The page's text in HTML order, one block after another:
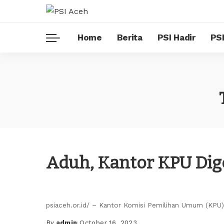
Home Berita PSI Hadir
Aduh, Kantor KPU
psiaceh.or.id/ – Kantor Komisi Pemilihan Umum